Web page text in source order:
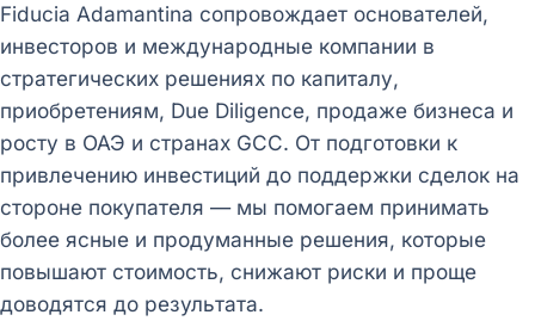
Fiducia Adamantina сопровождает основателей,
инвесторов и международные компании в
стратегических решениях по капиталу,
приобретениям, Due Diligence, продаже бизнеса и
росту в ОАЭ и странах GCC. От подготовки к
привлечению инвестиций до поддержки сделок на
стороне покупателя — мы помогаем принимать
более ясные и продуманные решения, которые
повышают стоимость, снижают риски и проще
доводятся до результата.